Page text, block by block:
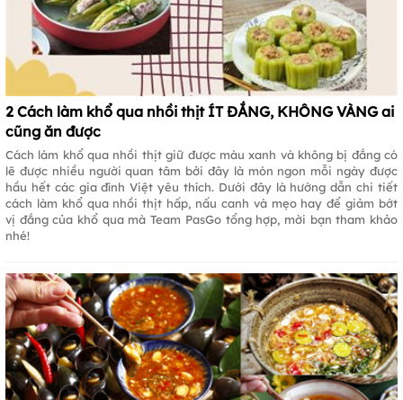
2 Cách làm khổ qua nhồi thịt ÍT ĐẮNG, KHÔNG VÀNG ai
cũng ăn được
Cách làm khổ qua nhồi thịt giữ được màu xanh và không bị đắng có
lẽ được nhiều người quan tâm bởi đây là món ngon mỗi ngày được
hầu hết các gia đình Việt yêu thích. Dưới đây là hướng dẫn chi tiết
cách làm khổ qua nhồi thịt hấp, nấu canh và mẹo hay để giảm bớt
vị đắng của khổ qua mà Team PasGo tổng hợp, mời bạn tham khảo
nhé!